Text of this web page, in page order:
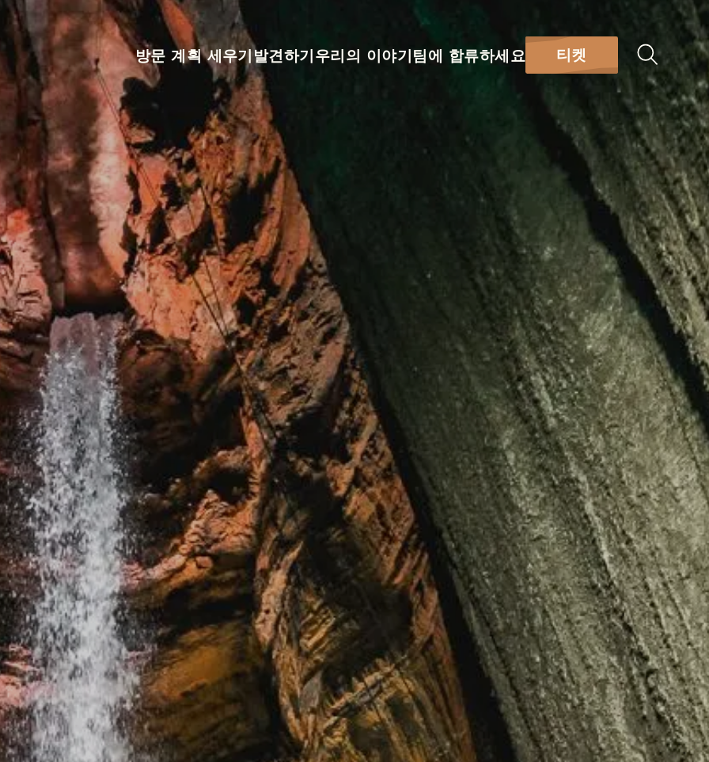
방문 계획 세우기발견하기 우리의 이야기 팀에 합류하세요 티켓